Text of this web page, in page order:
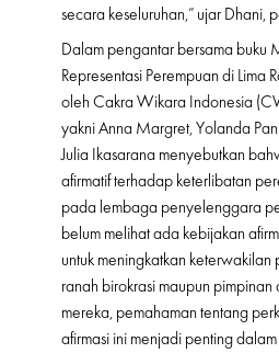
secara keseluruhan,” ujar Dhani,
Dalam pengantar bersama buku
Representasi Perempuan di Lima
oleh Cakra Wikara Indonesia
yakni Anna Margret, Yolanda
Julia Ikasarana menyebutkan
afirmatif terhadap keterlibatan
pada lembaga penyelenggara
belum melihat ada kebijakan
untuk meningkatkan
ranah birokrasi maupun
mereka, pemahaman tentang
afirmasi ini menjadi penting